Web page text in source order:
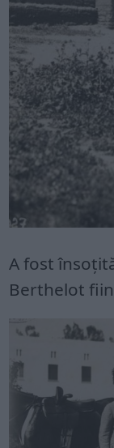
A fost
Berthelot